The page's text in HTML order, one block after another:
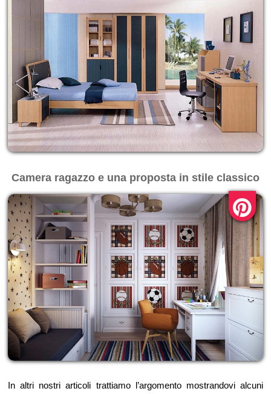
Camera ragazzo e una proposta in stile classico
In altri nostri articoli trattiamo l’argomento mostrandovi alcuni